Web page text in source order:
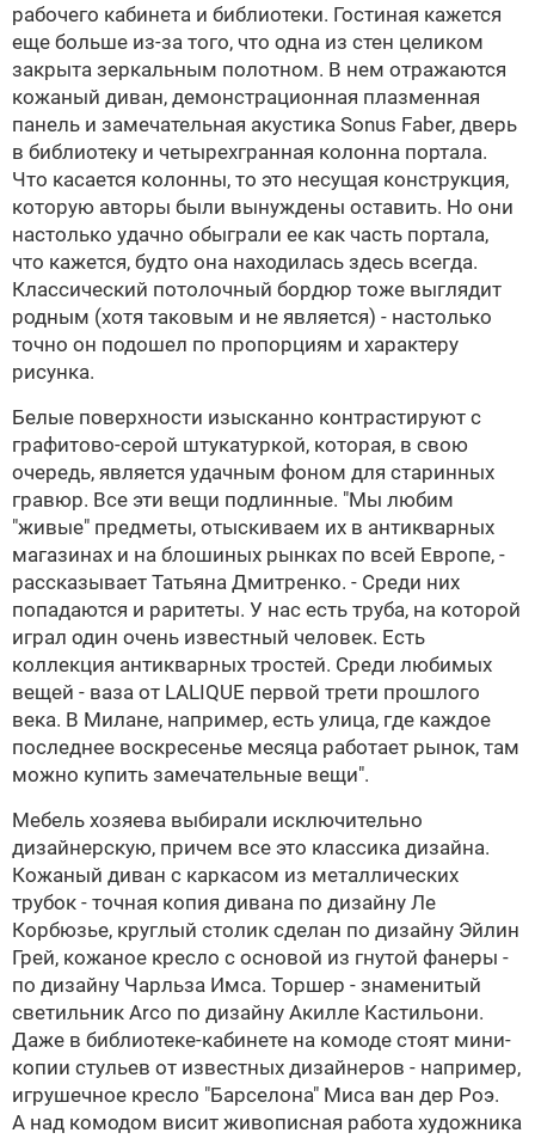
рабочего кабинета и библиотеки. Гостиная кажется
еще больше из-за того, что одна из стен целиком
закрыта зеркальным полотном. В нем отражаются
кожаный диван, демонстрационная плазменная
панель и замечательная акустика Sonus Faber, дверь
в библиотеку и четырехгранная колонна портала.
Что касается колонны, то это несущая конструкция,
которую авторы были вынуждены оставить. Но они
настолько удачно обыграли ее как часть портала,
что кажется, будто она находилась здесь всегда.
Классический потолочный бордюр тоже выглядит
родным (хотя таковым и не является) - настолько
точно он подошел по пропорциям и характеру
рисунка.
Белые поверхности изысканно контрастируют с
графитово-серой штукатуркой, которая, в свою
очередь, является удачным фоном для старинных
гравюр. Все эти вещи подлинные. "Мы любим
"живые" предметы, отыскиваем их в антикварных
магазинах и на блошиных рынках по всей Европе, -
рассказывает Татьяна Дмитренко. - Среди них
попадаются и раритеты. У нас есть труба, на которой
играл один очень известный человек. Есть
коллекция антикварных тростей. Среди любимых
вещей - ваза от LALIQUE первой трети прошлого
века. В Милане, например, есть улица, где каждое
последнее воскресенье месяца работает рынок, там
можно купить замечательные вещи".
Мебель хозяева выбирали исключительно
дизайнерскую, причем все это классика дизайна.
Кожаный диван с каркасом из металлических
трубок - точная копия дивана по дизайну Ле
Корбюзье, круглый столик сделан по дизайну Эйлин
Грей, кожаное кресло с основой из гнутой фанеры -
по дизайну Чарльза Имса. Торшер - знаменитый
светильник Arco по дизайну Акилле Кастильони.
Даже в библиотеке-кабинете на комоде стоят мини-
копии стульев от известных дизайнеров - например,
игрушечное кресло "Барселона" Миса ван дер Роэ.
А над комодом висит живописная работа художника